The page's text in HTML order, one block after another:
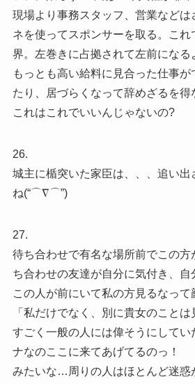
現場より事務スタッフ、営業などは
ネを使ってスポンサーを取る。こ
界。左巻きに占拠されて左前になる
もっとも高い給料に見合った仕事
たり、居づらくなって辞めざるを得
これはこれでいいんじゃないの?
26.
城主に楯突いた家臣は、、、追い出
ね(“⌒∇⌒”)
27.
待ち合わせで有名な場所前でこの方
ち合わせの友達が自分に気付き、自
この人が前にいて私の方見るなって
「私だけでなく、別に貴女のこと
すごく一般の人には偉そうにしてい
ナなのここに来てあげてるのっ！
みたいな…周りの人はほとんど迷惑